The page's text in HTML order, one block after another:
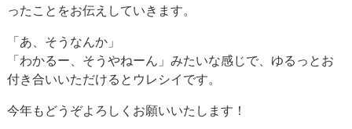
ったことをお伝えしていきます。
「あ、そうなんか」
「わかるー、そうやねーん」みたいな感じで、ゆるっとお
付き合いいただけるとウレシイです。
今年もどうぞよろしくお願いいたします！